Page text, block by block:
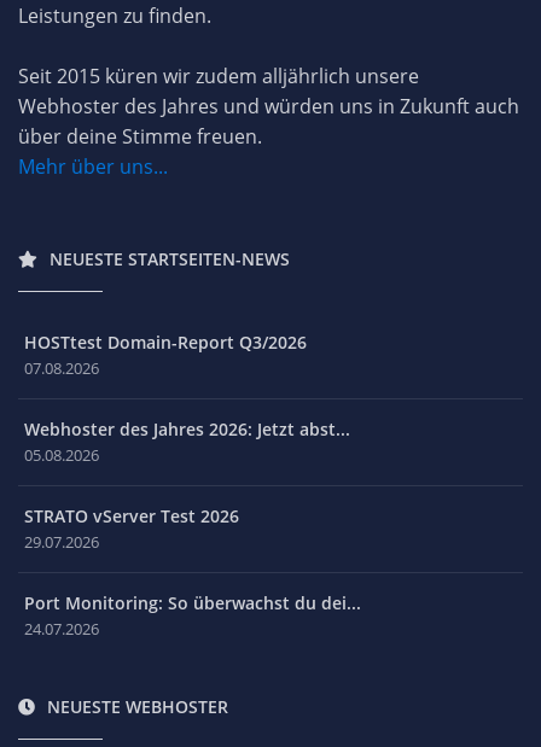
Leistungen zu finden.
Seit 2015 küren wir zudem alljährlich unsere
Webhoster des Jahres und würden uns in Zukunft auch
über deine Stimme freuen.
Mehr über uns...
NEUESTE STARTSEITEN-NEWS
HOSTtest Domain-Report Q3/2026
07.08.2026
Webhoster des Jahres 2026: Jetzt abst...
05.08.2026
STRATO vServer Test 2026
29.07.2026
Port Monitoring: So überwachst du dei...
24.07.2026
NEUESTE WEBHOSTER